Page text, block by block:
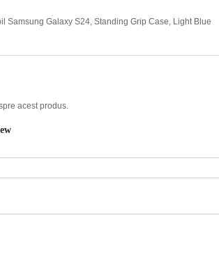
Samsung Galaxy S24, Standing Grip Case, Light Blue
acest produs.